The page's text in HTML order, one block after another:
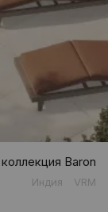
коллекция Baron
Индия VRM